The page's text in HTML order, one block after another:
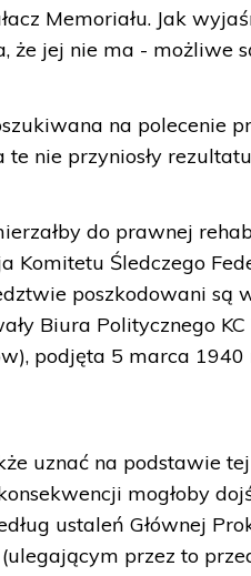
Memoriału. Jak
że jej nie ma - możliwe
na polecenie
te nie przyniosły
do prawnej
Komitetu Śledczego
poszkodowani są
Biura Politycznego
podjęta 5 marca
uznać na podstawie
mogłoby
ustaleń Głównej
przez to